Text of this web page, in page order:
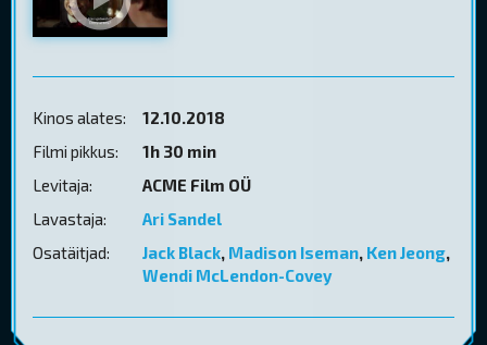
Kinos alates:
12.10.2018
Filmi pikkus:
1h 30 min
Levitaja:
ACME Film OÜ
Lavastaja:
Ari Sandel
Osatäitjad:
Jack Black, Madison Iseman, Ken Jeong,
Wendi McLendon-Covey